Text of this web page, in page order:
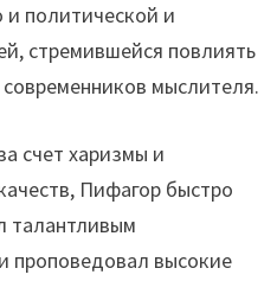
политической и
стремившейся повлиять
мыслителя.
счет харизмы и
Пифагор быстро
талантливым
проповедовал высокие